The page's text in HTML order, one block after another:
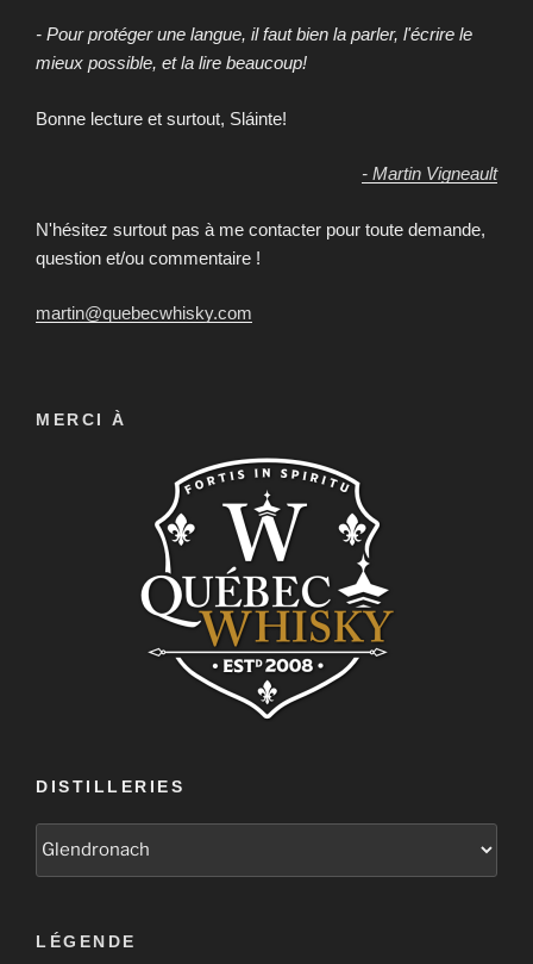
- Pour protéger une langue, il faut bien la parler, l'écrire le
mieux possible, et la lire beaucoup!
Bonne lecture et surtout, Sláinte!
- Martin Vigneault
N'hésitez surtout pas à me contacter pour toute demande,
question et/ou commentaire !
martin@quebecwhisky.com
MERCI À
DISTILLERIES
LÉGENDE